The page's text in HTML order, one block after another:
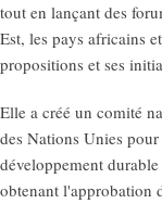
tout en lançant des
Est, les pays africains
propositions et ses
Elle a créé un comité
des Nations Unies
développement
obtenant l'approbation